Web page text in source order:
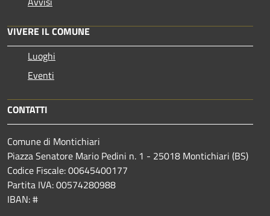
VIVERE IL COMUNE
Luoghi
Eventi
CONTATTI
Comune di Montichiari
Piazza Senatore Mario Pedini n. 1 - 25018 Montichiari (BS)
Codice Fiscale: 00645400177
Partita IVA: 00574280988
IBAN: #